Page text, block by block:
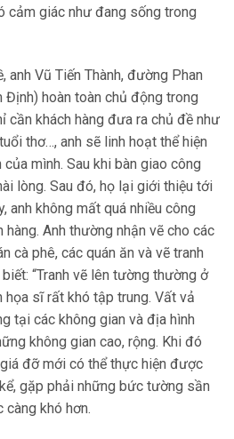
cảm giác như đang sống trong
anh Vũ Tiến Thành, đường Phan
Định) hoàn toàn chủ động trong
cần khách hàng đưa ra chủ đề như
thơ…, anh sẽ linh hoạt thể hiện
mình. Sau khi bàn giao công
lòng. Sau đó, họ lại giới thiệu tới
anh không mất quá nhiều công
Anh thường nhận vẽ cho các
cà phê, các quán ăn và vẽ tranh
“Tranh vẽ lên tường thường ở
họa sĩ rất khó tập trung. Vất vả
tại các không gian và địa hình
không gian cao, rộng. Khi đó
đỡ mới có thể thực hiện được
gặp phải những bức tường sần
càng khó hơn.